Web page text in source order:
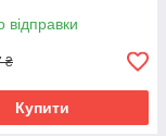
відправки
₴
Купити